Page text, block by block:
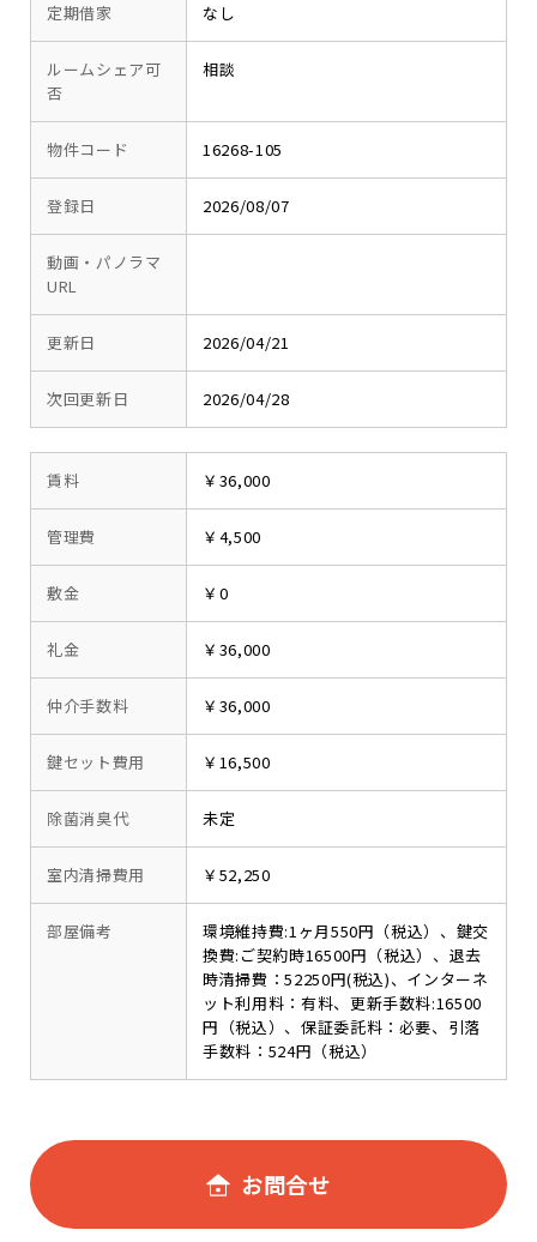
定期借家 なし
ルームシェア可
否
相談
物件コード 16268-105
登録日 2026/08/07
動画・パノラマ
URL
更新日 2026/04/21
次回更新日 2026/04/28
賃料 ￥36,000
管理費 ￥4,500
敷金 ￥0
礼金 ￥36,000
仲介手数料 ￥36,000
鍵セット費用 ￥16,500
除菌消臭代 未定
室内清掃費用 ￥52,250
部屋備考
環境維持費:1ヶ月550円（税込）、鍵交
換費:ご契約時16500円（税込）、退去
時清掃費：52250円(税込)、インターネ
ット利用料：有料、更新手数料:16500
円（税込）、保証委託料：必要、引落
手数料：524円（税込）
お問合せ